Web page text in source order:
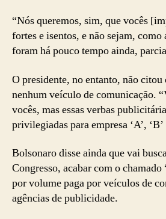
“Nós queremos, sim, que vocês
fortes e isentos, e não sejam,
foram há pouco tempo ainda,
O presidente, no entanto, não
nenhum veículo de comunicação.
vocês, mas essas verbas
privilegiadas para empresa ‘A’,
Bolsonaro disse ainda que vai
Congresso, acabar com o
por volume paga por veículos de
agências de publicidade.